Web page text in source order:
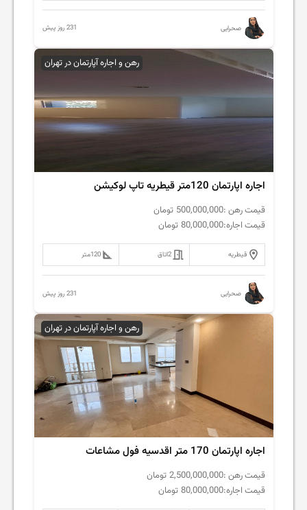
صحرایی 231 روز پیش
رهن و اجاره آپارتمان در تهران
اجاره اپارتمان 120متر قیطریه تاپ لوکیشن
قیمت رهن :500,000,000 تومان
قیمت اجاره:80,000,000 تومان
قیطریه 2اتاق 120متر
صحرایی 231 روز پیش
رهن و اجاره آپارتمان در تهران
اجاره اپارتمان 170 متر اقدسیه فول مشاعات
قیمت رهن :2,500,000,000 تومان
قیمت اجاره:80,000,000 تومان